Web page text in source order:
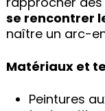
se rencontrer
naître un arc-
Matériaux et
Peintures